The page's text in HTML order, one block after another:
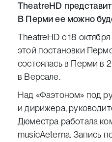
TheatreHD
В Перми ее можно
TheatreHD с 18
этой постановки
состоялась в Перми в
в Версале.
Над «Фаэтоном» под
и дирижера,
Дюместра работала
musicAeterna. Запись